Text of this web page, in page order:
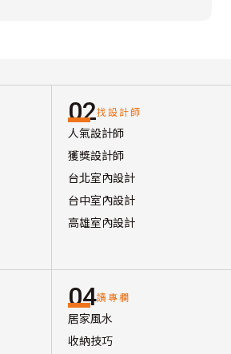
02找設計師
人氣設計師
獲獎設計師
台北室內設計
台中室內設計
高雄室內設計
04讀專欄
居家風水
收納技巧